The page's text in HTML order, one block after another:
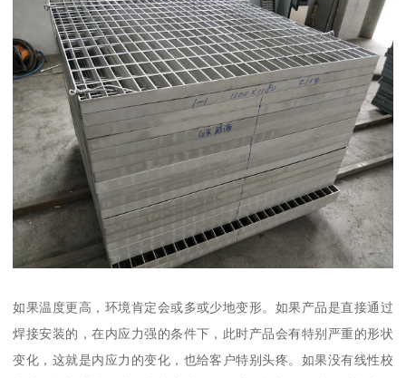
如果温度更高，环境肯定会或多或少地变形。如果产品是直接通过
焊接安装的，在内应力强的条件下，此时产品会有特别严重的形状
变化，这就是内应力的变化，也给客户特别头疼。如果没有线性校